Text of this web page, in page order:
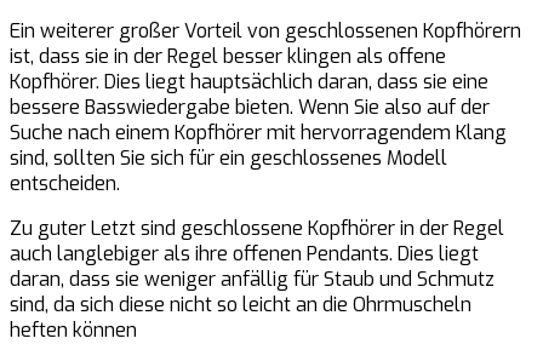
Ein weiterer großer Vorteil von geschlossenen Kopfhörern
ist, dass sie in der Regel besser klingen als offene
Kopfhörer. Dies liegt hauptsächlich daran, dass sie eine
bessere Basswiedergabe bieten. Wenn Sie also auf der
Suche nach einem Kopfhörer mit hervorragendem Klang
sind, sollten Sie sich für ein geschlossenes Modell
entscheiden.
Zu guter Letzt sind geschlossene Kopfhörer in der Regel
auch langlebiger als ihre offenen Pendants. Dies liegt
daran, dass sie weniger anfällig für Staub und Schmutz
sind, da sich diese nicht so leicht an die Ohrmuscheln
heften können